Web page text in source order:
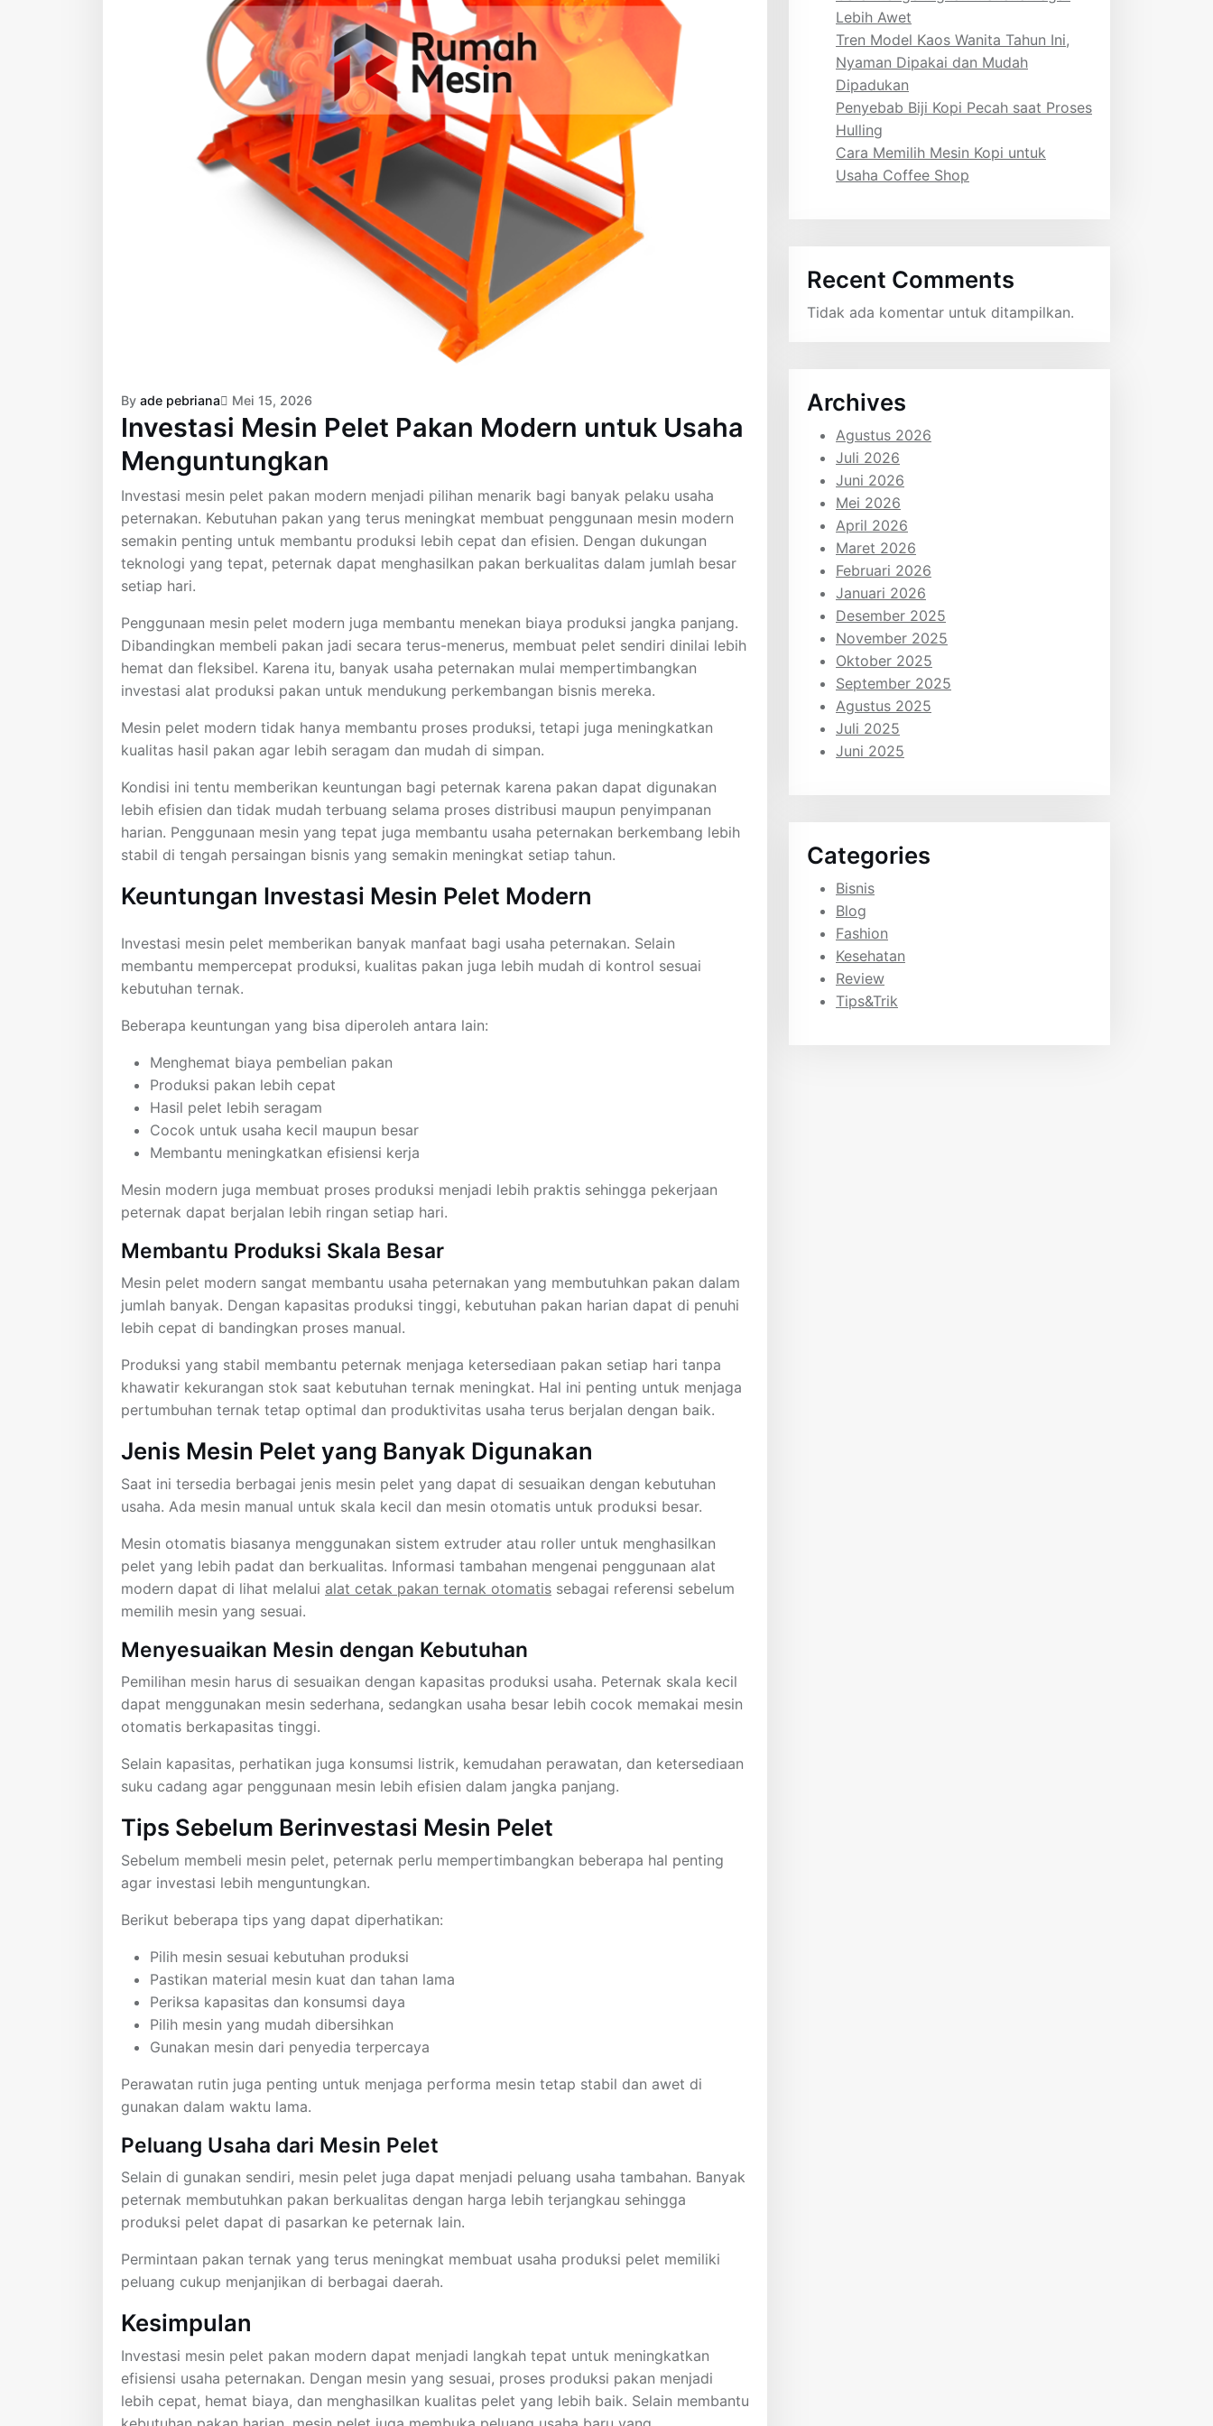
By ade pebriana Mei 15, 2026
Investasi Mesin Pelet Pakan Modern untuk Usaha
Menguntungkan
Investasi mesin pelet pakan modern menjadi pilihan menarik bagi banyak pelaku usaha
peternakan. Kebutuhan pakan yang terus meningkat membuat penggunaan mesin modern
semakin penting untuk membantu produksi lebih cepat dan efisien. Dengan dukungan
teknologi yang tepat, peternak dapat menghasilkan pakan berkualitas dalam jumlah besar
setiap hari.
Penggunaan mesin pelet modern juga membantu menekan biaya produksi jangka panjang.
Dibandingkan membeli pakan jadi secara terus-menerus, membuat pelet sendiri dinilai lebih
hemat dan fleksibel. Karena itu, banyak usaha peternakan mulai mempertimbangkan
investasi alat produksi pakan untuk mendukung perkembangan bisnis mereka.
Mesin pelet modern tidak hanya membantu proses produksi, tetapi juga meningkatkan
kualitas hasil pakan agar lebih seragam dan mudah di simpan.
Kondisi ini tentu memberikan keuntungan bagi peternak karena pakan dapat digunakan
lebih efisien dan tidak mudah terbuang selama proses distribusi maupun penyimpanan
harian. Penggunaan mesin yang tepat juga membantu usaha peternakan berkembang lebih
stabil di tengah persaingan bisnis yang semakin meningkat setiap tahun.
Keuntungan Investasi Mesin Pelet Modern
Investasi mesin pelet memberikan banyak manfaat bagi usaha peternakan. Selain
membantu mempercepat produksi, kualitas pakan juga lebih mudah di kontrol sesuai
kebutuhan ternak.
Beberapa keuntungan yang bisa diperoleh antara lain:
Menghemat biaya pembelian pakan
Produksi pakan lebih cepat
Hasil pelet lebih seragam
Cocok untuk usaha kecil maupun besar
Membantu meningkatkan efisiensi kerja
Mesin modern juga membuat proses produksi menjadi lebih praktis sehingga pekerjaan
peternak dapat berjalan lebih ringan setiap hari.
Membantu Produksi Skala Besar
Mesin pelet modern sangat membantu usaha peternakan yang membutuhkan pakan dalam
jumlah banyak. Dengan kapasitas produksi tinggi, kebutuhan pakan harian dapat di penuhi
lebih cepat di bandingkan proses manual.
Produksi yang stabil membantu peternak menjaga ketersediaan pakan setiap hari tanpa
khawatir kekurangan stok saat kebutuhan ternak meningkat. Hal ini penting untuk menjaga
pertumbuhan ternak tetap optimal dan produktivitas usaha terus berjalan dengan baik.
Jenis Mesin Pelet yang Banyak Digunakan
Saat ini tersedia berbagai jenis mesin pelet yang dapat di sesuaikan dengan kebutuhan
usaha. Ada mesin manual untuk skala kecil dan mesin otomatis untuk produksi besar.
Mesin otomatis biasanya menggunakan sistem extruder atau roller untuk menghasilkan
pelet yang lebih padat dan berkualitas. Informasi tambahan mengenai penggunaan alat
modern dapat di lihat melalui alat cetak pakan ternak otomatis sebagai referensi sebelum
memilih mesin yang sesuai.
Menyesuaikan Mesin dengan Kebutuhan
Pemilihan mesin harus di sesuaikan dengan kapasitas produksi usaha. Peternak skala kecil
dapat menggunakan mesin sederhana, sedangkan usaha besar lebih cocok memakai mesin
otomatis berkapasitas tinggi.
Selain kapasitas, perhatikan juga konsumsi listrik, kemudahan perawatan, dan ketersediaan
suku cadang agar penggunaan mesin lebih efisien dalam jangka panjang.
Tips Sebelum Berinvestasi Mesin Pelet
Sebelum membeli mesin pelet, peternak perlu mempertimbangkan beberapa hal penting
agar investasi lebih menguntungkan.
Berikut beberapa tips yang dapat diperhatikan:
Pilih mesin sesuai kebutuhan produksi
Pastikan material mesin kuat dan tahan lama
Periksa kapasitas dan konsumsi daya
Pilih mesin yang mudah dibersihkan
Gunakan mesin dari penyedia terpercaya
Perawatan rutin juga penting untuk menjaga performa mesin tetap stabil dan awet di
gunakan dalam waktu lama.
Peluang Usaha dari Mesin Pelet
Selain di gunakan sendiri, mesin pelet juga dapat menjadi peluang usaha tambahan. Banyak
peternak membutuhkan pakan berkualitas dengan harga lebih terjangkau sehingga
produksi pelet dapat di pasarkan ke peternak lain.
Permintaan pakan ternak yang terus meningkat membuat usaha produksi pelet memiliki
peluang cukup menjanjikan di berbagai daerah.
Kesimpulan
Investasi mesin pelet pakan modern dapat menjadi langkah tepat untuk meningkatkan
efisiensi usaha peternakan. Dengan mesin yang sesuai, proses produksi pakan menjadi
lebih cepat, hemat biaya, dan menghasilkan kualitas pelet yang lebih baik. Selain membantu
Lebih Awet
Tren Model Kaos Wanita Tahun Ini,
Nyaman Dipakai dan Mudah
Dipadukan
Penyebab Biji Kopi Pecah saat Proses
Hulling
Cara Memilih Mesin Kopi untuk
Usaha Coffee Shop
Recent Comments
Tidak ada komentar untuk ditampilkan.
Archives
Agustus 2026
Juli 2026
Juni 2026
Mei 2026
April 2026
Maret 2026
Februari 2026
Januari 2026
Desember 2025
November 2025
Oktober 2025
September 2025
Agustus 2025
Juli 2025
Juni 2025
Categories
Bisnis
Blog
Fashion
Kesehatan
Review
Tips&Trik